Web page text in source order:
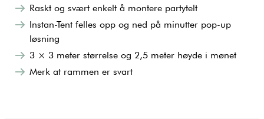
​Raskt og svært enkelt å montere partytelt
Instan-Tent felles opp og ned på minutter pop-up
løsning
3 × 3 meter størrelse og 2,5 meter høyde i mønet
Merk at rammen er svart